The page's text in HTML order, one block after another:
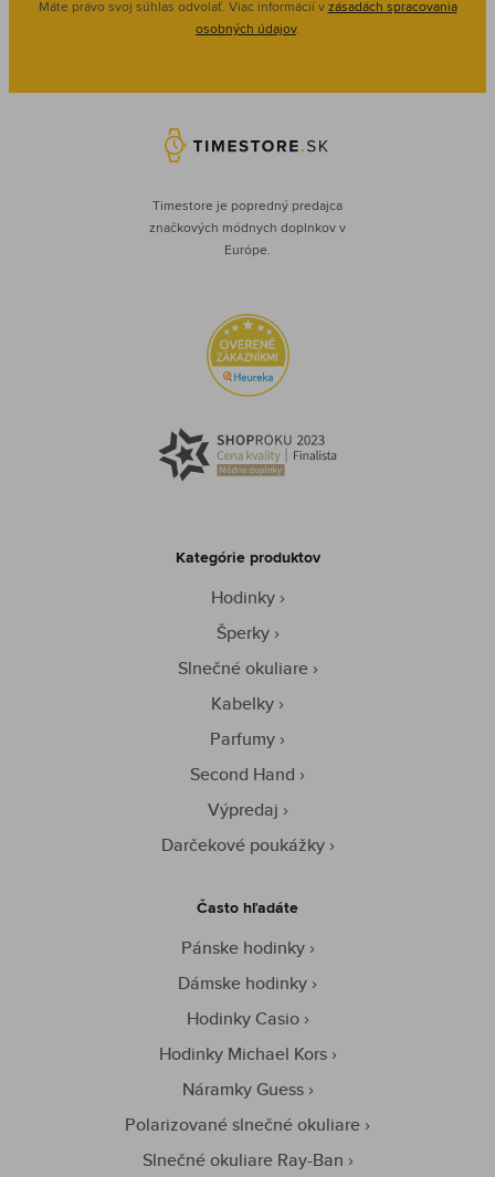
Máte právo svoj súhlas odvolať. Viac informácií vzásadách spracovania
osobných údajov.
Timestore je popredný predajca
značkových módnych doplnkov v
Európe.
Kategórie produktov
Hodinky
Šperky
Slnečné okuliare
Kabelky
Parfumy
Second Hand
Výpredaj
Darčekové poukážky
Často hľadáte
Pánske hodinky
Dámske hodinky
Hodinky Casio
Hodinky Michael Kors
Náramky Guess
Polarizované slnečné okuliare
Slnečné okuliare Ray-Ban